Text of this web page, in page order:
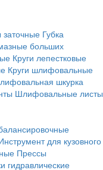
Губка
больших
Круги лепестковые
Круги шлифовальные
шкурка
Шлифовальные листы
для кузовного
Прессы
гидравлические